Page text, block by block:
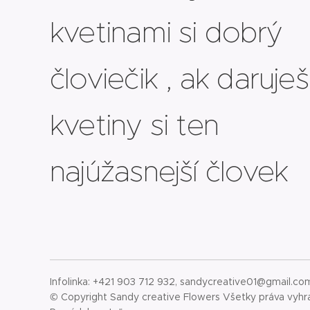
kvetinami si dobrý
človiečik , ak daruješ
kvetiny si ten
najúžasnejší človek
Infolinka: +421 903 712 932,
© Copyright Sandy creative Flowers Všetky práva